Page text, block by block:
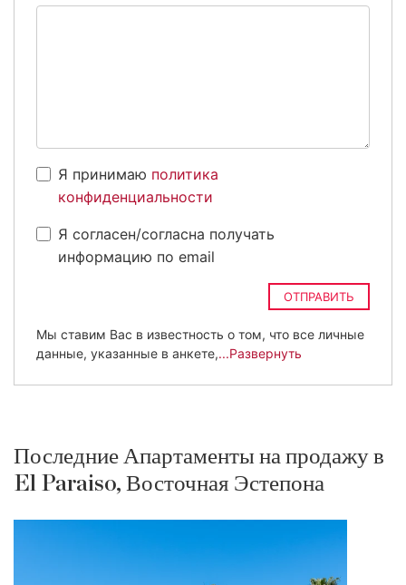
Я принимаю политика
конфиденциальности
Я согласен/согласна получать
информацию по email
ОТПРАВИТЬ
Мы ставим Вас в известность о том, что все личные
данные, указанные в анкете,...Развернуть
Последние Апартаменты на продажу в
El Paraiso, Восточная Эстепона